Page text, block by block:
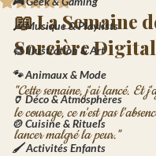
🎶 Musique & Playlists
🎨 Illustration & Art
🐾 Animaux & Mode
🏺 Déco & Atmosphères
🍲 Cuisine & Rituels
🖌️ Activités Enfants
📖 La Semaine
Sorcière
"Cette semaine, j'ai lancé. Et
le courage, ce n'est pas
lancer malgré la peur."